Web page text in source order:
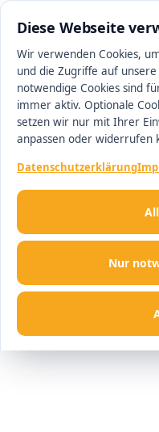
Diese Webseite
Wir verwenden Cookies,
und die Zugriffe auf unsere
notwendige Cookies sind
immer aktiv. Optionale
setzen wir nur mit Ihrer
anpassen oder widerrufen
Datenschutzerklärung
Nur